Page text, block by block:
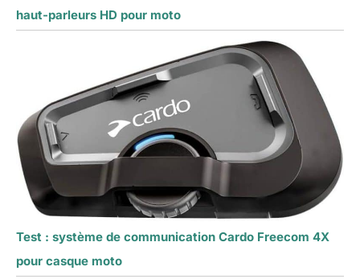
haut-parleurs HD pour moto
Test : système de communication Cardo Freecom 4X
pour casque moto